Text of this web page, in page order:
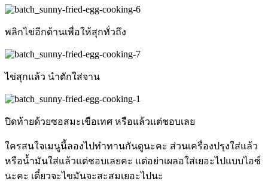
พลิกไข่อีกด้านเพื่อให้สุกทั่วถึง
ไข่สุกแล้ว นำตักใส่จาน
ปิดท้ายด้วยซอสมะเขือเทศ หรือแล้วแต่ชอบเลย
ใครสนใจเมนูนี้ลองไปทำทานกันดูนะคะ ส่วนเครื่องปรุงใส่แล้ว
หรือน้ำมันใส่แล้วแต่ชอบเลยคะ แต่อย่าเผลอใส่เยอะไปแบบไอซ์
นะคะ เดี๋ยวจะไขมันจะสะสมเยอะไปนะ